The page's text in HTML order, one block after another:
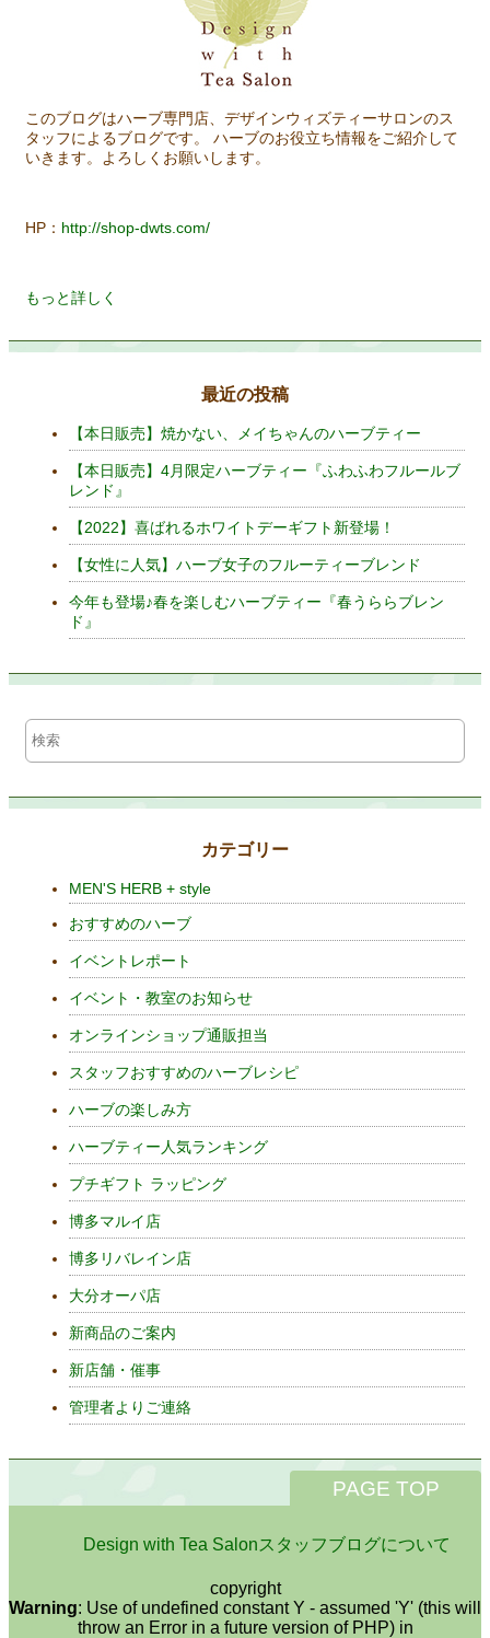
このブログはハーブ専門店、デザインウィズティーサロンのス
タッフによるブログです。 ハーブのお役立ち情報をご紹介して
いきます。よろしくお願いします。
HP： http://shop-dwts.com/
もっと詳しく
最近の投稿
【本日販売】焼かない、メイちゃんのハーブティー
【本日販売】4月限定ハーブティー『ふわふわフルールブ
レンド』
【2022】喜ばれるホワイトデーギフト新登場！
【女性に人気】ハーブ女子のフルーティーブレンド
今年も登場♪春を楽しむハーブティー『春うららブレン
ド』
カテゴリー
MEN'S HERB + style
おすすめのハーブ
イベントレポート
イベント・教室のお知らせ
オンラインショップ通販担当
スタッフおすすめのハーブレシピ
ハーブの楽しみ方
ハーブティー人気ランキング
プチギフト ラッピング
博多マルイ店
博多リバレイン店
大分オーパ店
新商品のご案内
新店舗・催事
管理者よりご連絡
PAGE TOP
Design with Tea Salonスタッフブログについて
copyright
Warning: Use of undefined constant Y - assumed 'Y' (this will
throw an Error in a future version of PHP) in